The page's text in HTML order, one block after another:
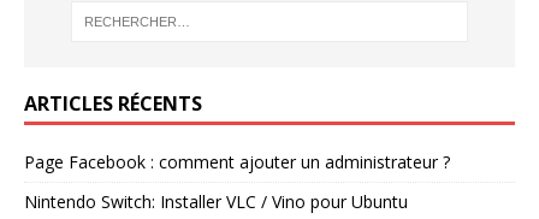
ARTICLES RÉCENTS
Page Facebook : comment ajouter un administrateur ?
Nintendo Switch: Installer VLC / Vino pour Ubuntu